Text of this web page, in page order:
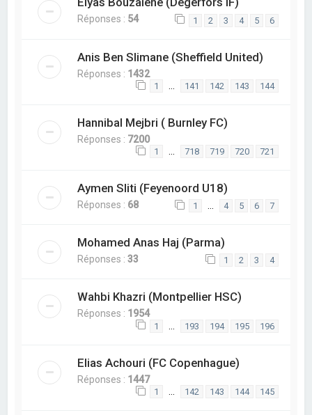
Réponses : 54 1 2 3 4 5 6
Anis Ben Slimane (Sheffield United)
Réponses : 1432
1 141 142 143 144
Hannibal Mejbri ( Burnley FC)
Réponses : 7200
1 718 719 720 721
Aymen Sliti (Feyenoord U18)
Réponses : 68 1 … 4 5 6 7
Mohamed Anas Haj (Parma)
Réponses :33 1 2 3 4
Wahbi Khazri (Montpellier HSC)
Réponses : 1954
1 193 194 195 196
Elias Achouri (FC Copenhague)
Réponses : 1447
1 142 143 144 145